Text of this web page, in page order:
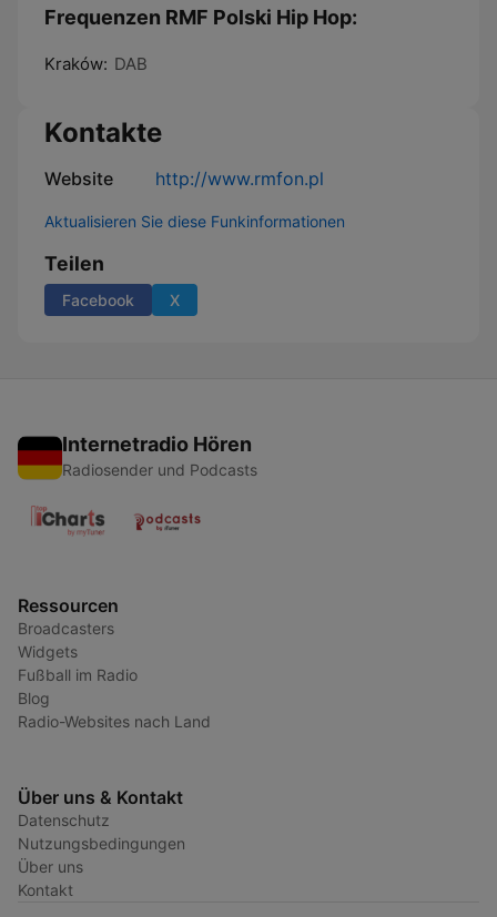
Frequenzen RMF Polski Hip Hop:
Kraków: DAB
Kontakte
Website http://www.rmfon.pl
Aktualisieren Sie diese Funkinformationen
Teilen
Facebook X
Internetradio Hören
Radiosender und Podcasts
Ressourcen
Broadcasters
Widgets
Fußball im Radio
Blog
Radio-Websites nach Land
Über uns & Kontakt
Datenschutz
Nutzungsbedingungen
Über uns
Kontakt